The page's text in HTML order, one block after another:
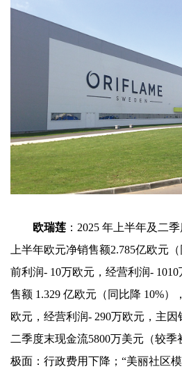
欧瑞莲 ：2025 年上半年及二
上半年欧元净销售额2.785亿欧元
前利润- 10万欧元，经营利润-
售额 1.329 亿欧元（同比降 10%）
欧元，经营利润- 290万欧元，主因
二季度末现金流5800万美元（较季
极面：行政费用下降；“美丽社区